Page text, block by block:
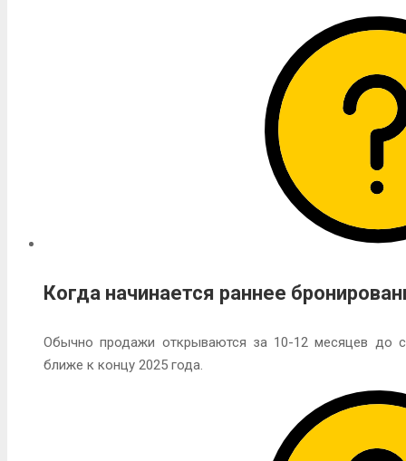
Когда начинается раннее
Обычно продажи открываются за 10-12 месяцев до
ближе к концу 2025 года.